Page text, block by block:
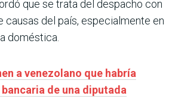
que se trata del despacho con
causas del país, especialmente en
doméstica.
a venezolano que habría
de una diputada